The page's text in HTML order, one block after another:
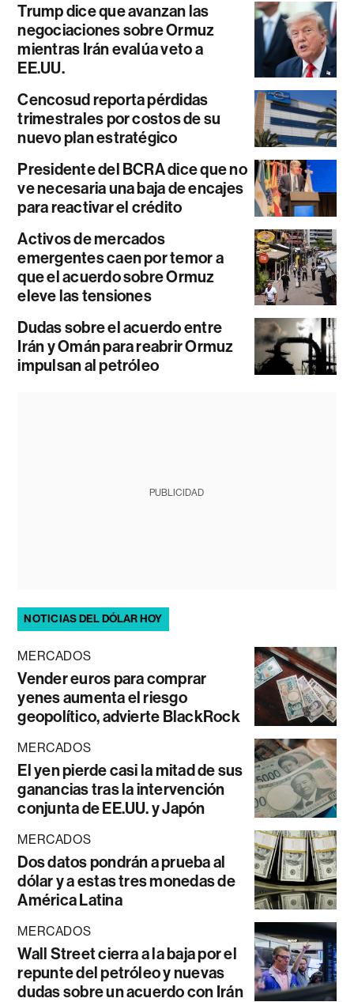
Trump dice que avanzan las
negociaciones sobre Ormuz
mientras Irán evalúa veto a
EE.UU.
Cencosud reporta pérdidas
trimestrales por costos de su
nuevo plan estratégico
Presidente del BCRA dice que no
ve necesaria una baja de encajes
para reactivar el crédito
Activos de mercados
emergentes caen por temor a
que el acuerdo sobre Ormuz
eleve las tensiones
Dudas sobre el acuerdo entre
Irán y Omán para reabrir Ormuz
impulsan al petróleo
PUBLICIDAD
NOTICIAS DEL DÓLAR HOY
MERCADOS
Vender euros para comprar
yenes aumenta el riesgo
geopolítico, advierte BlackRock
MERCADOS
El yen pierde casi la mitad de sus
ganancias tras la intervención
conjunta de EE.UU. y Japón
MERCADOS
Dos datos pondrán a prueba al
dólar y a estas tres monedas de
América Latina
MERCADOS
Wall Street cierra a la baja por el
repunte del petróleo y nuevas
dudas sobre un acuerdo con Irán